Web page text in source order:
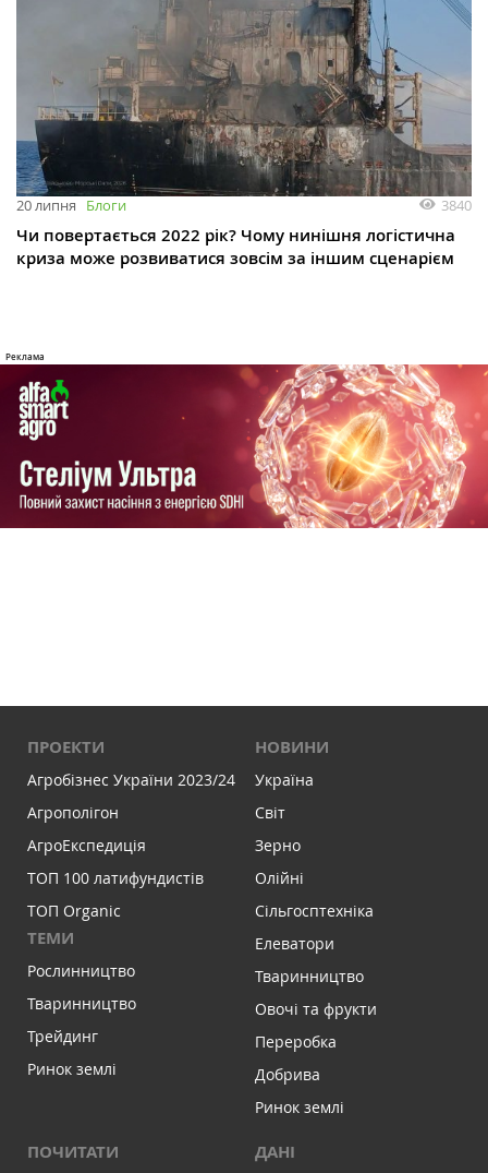
20 липня Блоги 3840
Чи повертається 2022 рік? Чому нинішня логістична
криза може розвиватися зовсім за іншим сценарієм
ПРОЕКТИ
Агробізнес України 2023/24
Агрополігон
АгроЕкспедиція
ТОП 100 латифундистів
ТОП Organic
ТЕМИ
Рослинництво
Тваринництво
Трейдинг
Ринок землі
НОВИНИ
Україна
Світ
Зерно
Олійні
Сільгосптехніка
Елеватори
Тваринництво
Овочі та фрукти
Переробка
Добрива
Ринок землі
ПОЧИТАТИ ДАНІ